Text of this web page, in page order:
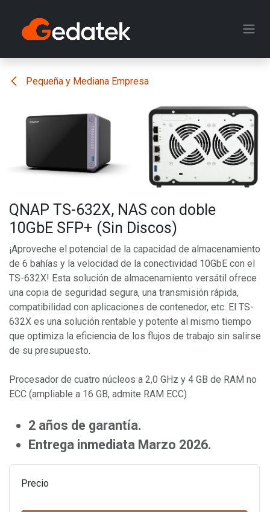
Pequeña y Mediana Empresa
QNAP TS-632X, NAS con doble
10GbE SFP+ (Sin Discos)
¡Aproveche el potencial de la capacidad de almacenamiento
de 6 bahías y la velocidad de la conectividad 10GbE con el
TS-632X! Esta solución de almacenamiento versátil ofrece
una copia de seguridad segura, una transmisión rápida,
compatibilidad con aplicaciones de contenedor, etc. El TS-
632X es una solución rentable y potente al mismo tiempo
que optimiza la eficiencia de los flujos de trabajo sin salirse
de su presupuesto.
Procesador de cuatro núcleos a 2,0 GHz y 4 GB de RAM no
ECC (ampliable a 16 GB, admite RAM ECC)
2 años de garantía.
Entrega inmediata Marzo 2026.
Precio